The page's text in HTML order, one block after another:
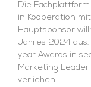
Die
in Kooperation
Hauptsponsor
Jahres 2024
year Awards in
Marketing
verliehen.